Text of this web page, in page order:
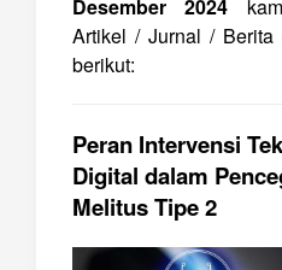
Desember 2024
Artikel / Jurnal / Berita
berikut:
Peran Intervensi
Digital dalam
Melitus Tipe 2